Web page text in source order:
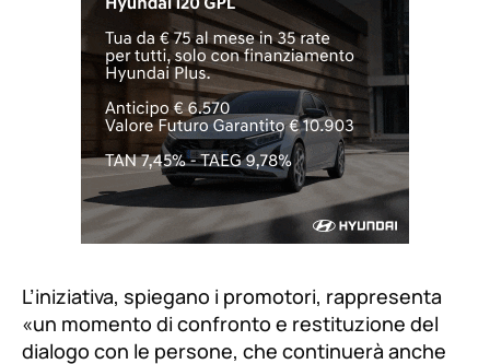
FROSINONE –La listaFrosinone Strada per
Stradaterrà mercoledì13 novembrel’evento di
chiusura della campagna elettorale per il
Consiglio dei Giovani di Frosinone, con un
incontro pubblico aperto a tutta la cittadinanza.